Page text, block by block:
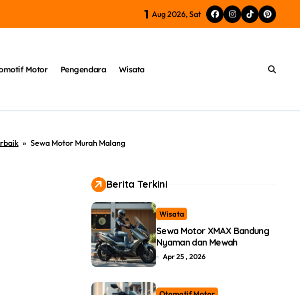
Kelebihan Honda PCX 160 Motor Modern
1 Aug 2026, Sat
Motor Pengendara Wisata
» Sewa Motor Murah Malang
Berita Terkini
Wisata
Sewa Motor XMAX Bandung
Nyaman dan Mewah
Apr 25 , 2026